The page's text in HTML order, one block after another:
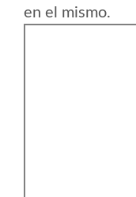
en el mismo.